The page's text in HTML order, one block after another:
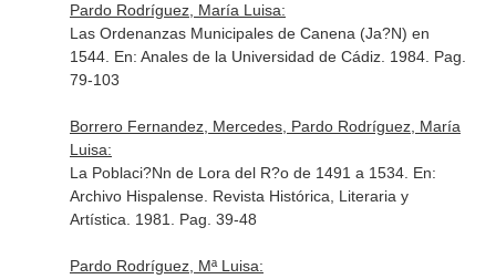
Pardo Rodríguez, María Luisa:
Las Ordenanzas Municipales de Canena (Ja?N) en
1544. En: Anales de la Universidad de Cádiz. 1984. Pag.
79-103
Borrero Fernandez, Mercedes, Pardo Rodríguez, María
Luisa:
La Poblaci?Nn de Lora del R?o de 1491 a 1534. En:
Archivo Hispalense. Revista Histórica, Literaria y
Artística . 1981. Pag. 39-48
Pardo Rodríguez, Mª Luisa: